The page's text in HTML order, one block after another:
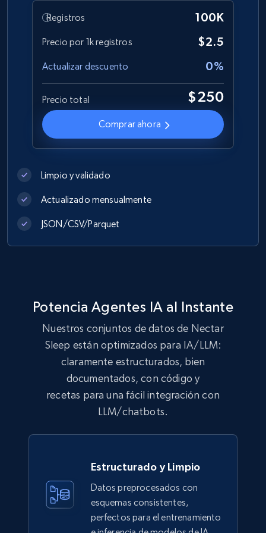
Best Buy products
URL, Product id, Title, Images, Final price,
Currency, Discount, Initial price, and more.
eCommerce
1.1K+ 149+ Buy Now
price, Currency, Stock, and more.
eCommerce
Lowes.com
URL, Domain, Marketplace pn, Sku, Other pn,
Model number, Gtin ean pn, Product name, and
eCommerce
Ikea - Products
Description, In stock, Color, Size, Reviews
count, Main image, Category url, Category, and
Registros 100K
Precio por 1k registros $2.5
Actualizar descuento 0%
Precio total $250
Comprar ahora
Limpio y validado
Actualizado mensualmente
JSON/CSV/Parquet
Potencia Agentes IA al Instante
Nuestros conjuntos de datos de Nectar
Sleep están optimizados para IA/LLM:
claramente estructurados, bien
documentados, con código y
recetas para una fácil integración con
LLM/chatbots.
Estructurado y Limpio
Datos preprocesados con
esquemas consistentes,
perfectos para el entrenamiento